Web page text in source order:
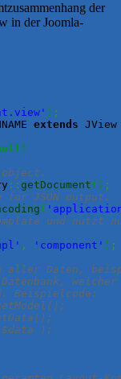
der
in der Joomla-
) ;
extends
)
:: getDocument ( ) ;
JSON output.
(
und nutzt
, 'component' ) ;
aller Daten,